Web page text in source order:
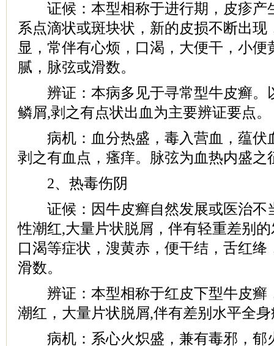
证候：本型相称于进行期，皮疹产
系点滴状或斑块状，新的皮损不断出现
显，常伴有心烦，口渴，大便干，小便
腻，脉弦或滑数。
辨证：本病多见于寻常型牛皮癣。
鳞屑,剥之有点状出血为主要辨证要点。
病机：血分热盛，毒入营血，蕴伏
剥之有血点，瘙痒。脉弦为血热内盛之
2、热毒伤阴
证候：因牛皮癣自然发展或医治不
性潮红,大量片状脱屑，伴有轻重差别
口渴等症状，溲黄赤，便干结，舌红绛
滑数。
辨证：本型相称于红皮下型牛皮癣
潮红，大量片状脱屑,伴有差别水平全
病机：系心火炽盛，兼有毒邪，郁